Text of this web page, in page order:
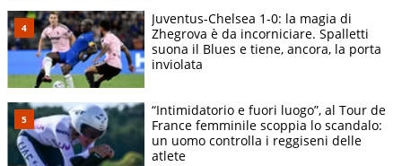
Juventus-Chelsea 1-0: la magia di
Zhegrova è da incorniciare. Spalletti
suona il Blues e tiene, ancora, la porta
inviolata
“Intimidatorio e fuori luogo”, al Tour de
France femminile scoppia lo scandalo:
un uomo controlla i reggiseni delle
atlete